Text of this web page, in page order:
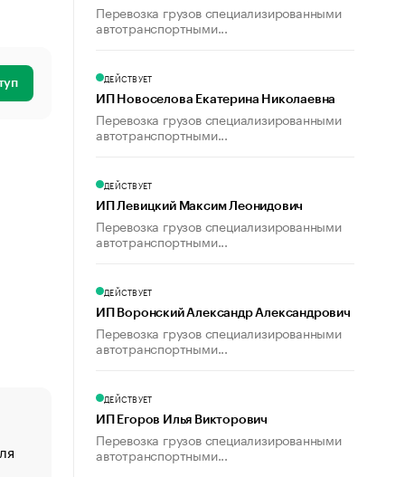
«От спорта тело стареет иначе». Как живет глава
создавшей GTA
Перевозка грузов специализированными
автотранспортными...
ДЕЙСТВУЕТ
ИП Новоселова Екатерина Николаевна
Перевозка грузов специализированными
автотранспортными...
ДЕЙСТВУЕТ
ИП Левицкий Максим Леонидович
Перевозка грузов специализированными
автотранспортными...
ДЕЙСТВУЕТ
ИП Воронский Александр Александрович
Перевозка грузов специализированными
автотранспортными...
ДЕЙСТВУЕТ
ИП Егоров Илья Викторович
Перевозка грузов специализированными
автотранспортными...